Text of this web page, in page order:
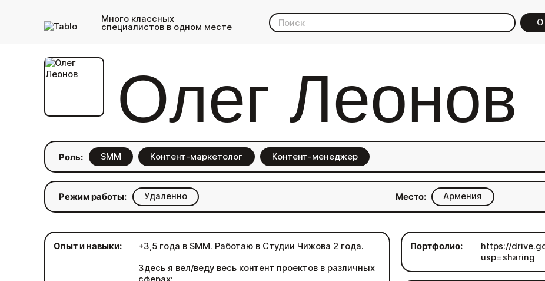
Много классных
специалистов в одном месте О
Олег Леонов
Роль: SMM Контент-маркетолог Контент-менеджер
Режим работы: Удаленно Место: Армения
Опыт и навыки: +3,5 года в SMM. Работаю в Студии Чижова 2 года.
Здесь я вёл/веду весь контент проектов в различных
Портфолио:
https://
usp=sharing